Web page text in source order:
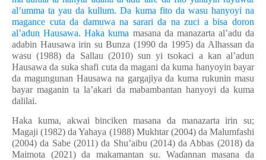
al’umma ta yau da kullum. Da kuma fito da wasu hanyoyi na
magance cuta da damuwa na sarari da na zuci a bisa doron
al’adun Hausawa. Haka kuma masana da manazarta al’adu da
adabin Hausawa irin su Bunza (1990 da 1995) da Alhassan da
wasu (1988) da Sallau (2010) sun yi tsokaci a kan al’adun
Hausawa da suka shafi cuta da magani da kuma hanyoyin bayar
da magungunan Hausawa na gargajiya da kuma rukunin masu
bayar maganin ta la’akari da mabambantan hanyoyi da kuma
dalilai.
Haka kuma, akwai binciken masana da manazarta irin su;
Magaji (1982) da Yahaya (1988) Mukhtar(2004) da Malumfashi
(2004)da Sabe (2011) da Shu’aibu (2014) da Abbas (2018) da
Maimota (2021) da makamantan su. Waɗannan masana da